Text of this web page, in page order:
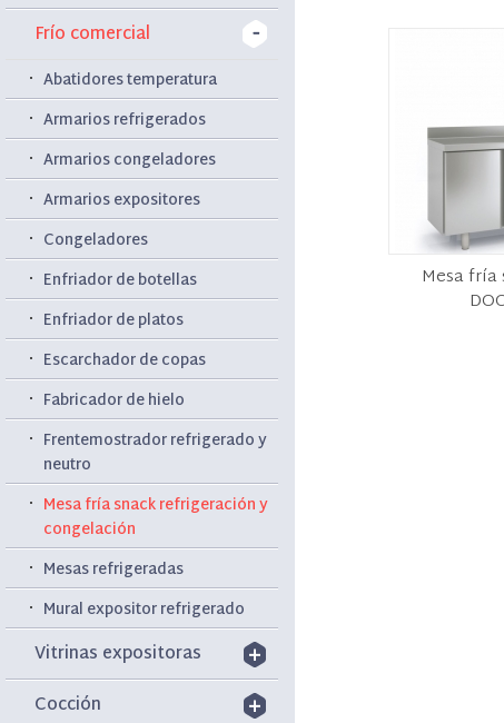
Frío comercial
Abatidores temperatura
Armarios refrigerados
Armarios congeladores
Armarios expositores
Congeladores
Enfriador de botellas
Enfriador de platos
Escarchador de copas
Fabricador de hielo
Frentemostrador refrigerado y
neutro
Mesa fría snack refrigeración y
congelación
Mesas refrigeradas
Mural expositor refrigerado
Vitrinas expositoras
Cocción
Mesa